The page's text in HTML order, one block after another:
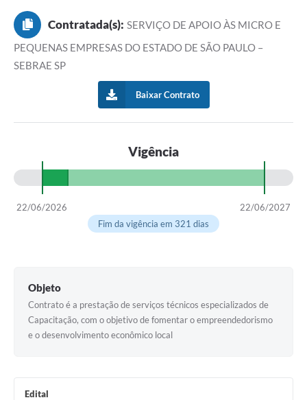
Contratada(s): SERVIÇO DE APOIO ÀS MICRO E
PEQUENAS EMPRESAS DO ESTADO DE SÃO PAULO –
SEBRAE SP
Baixar Contrato
Vigência
22/06/2026
22/06/2027
Fim da vigência em 321 dias
Objeto
Contrato é a prestação de serviços técnicos especializados de
Capacitação, com o objetivo de fomentar o empreendedorismo
e o desenvolvimento econômico local
Edital